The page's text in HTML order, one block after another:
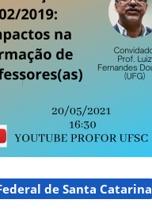
de Santa Catarina